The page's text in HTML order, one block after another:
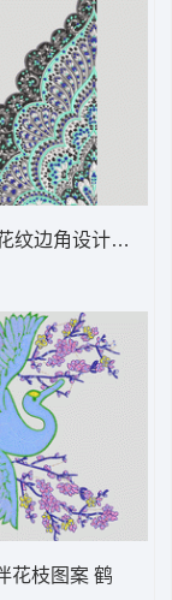
纹边角设计 抽象
花枝图案 鹤